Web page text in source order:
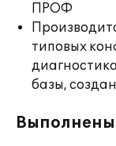
ПРОФ
типовых
базы,